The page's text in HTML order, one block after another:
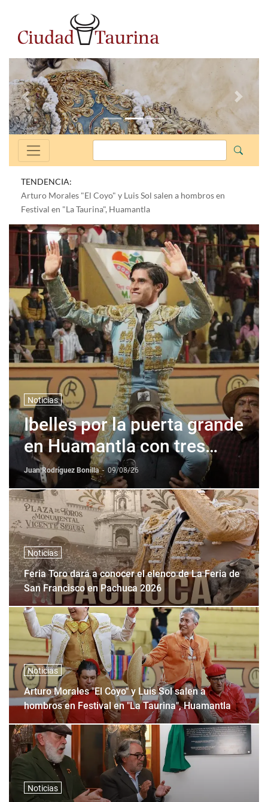
Anterior
TENDENCIA:
Arturo Morales "El Coyo" y Luis Sol salen a hombros en
Festival en "La Taurina", Huamantla
Noticias
Ibelles por la puerta grande
en Huamantla con tres
orejas
Juan Rodríguez Bonilla - 09/08/26
Noticias
Feria Toro dará a conocer el elenco de La Feria de
San Francisco en Pachuca 2026
Noticias
Arturo Morales "El Coyo" y Luis Sol salen a
hombros en Festival en "La Taurina", Huamantla
Noticias